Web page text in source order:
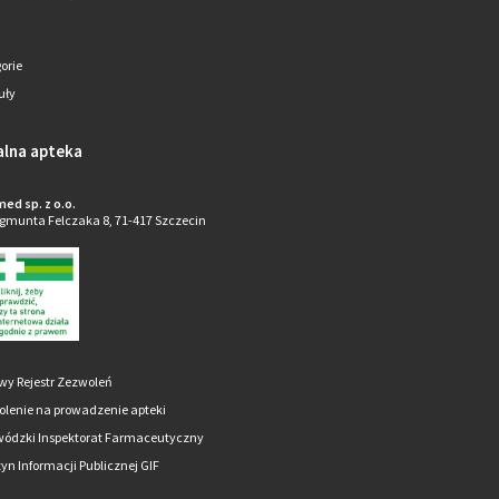
apteka
sp. z o.o.
Felczaka 8, 71-417 Szczecin
Rejestr Zezwoleń
na prowadzenie apteki
Inspektorat Farmaceutyczny
Informacji Publicznej GIF